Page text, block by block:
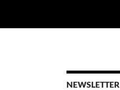
NEWSLETTER